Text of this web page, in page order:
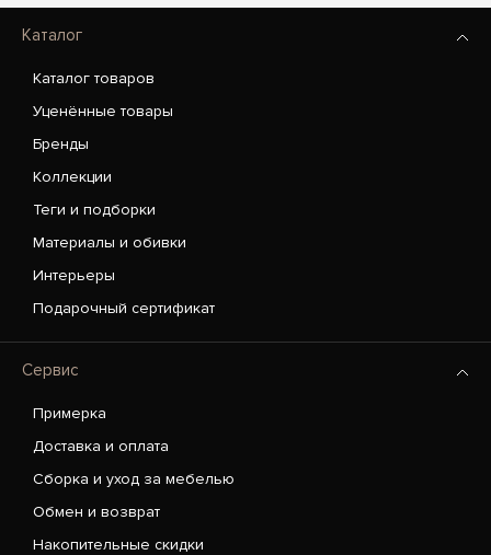
Каталог
Каталог товаров
Уценённые товары
Бренды
Коллекции
Теги и подборки
Материалы и обивки
Интерьеры
Подарочный сертификат
Сервис
Примерка
Доставка и оплата
Сборка и уход за мебелью
Обмен и возврат
Накопительные скидки